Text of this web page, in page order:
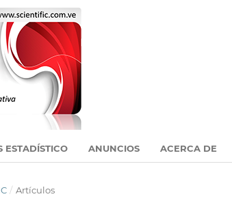
ESTADÍSTICO ANUNCIOS ACERCA DE
/ Artículos